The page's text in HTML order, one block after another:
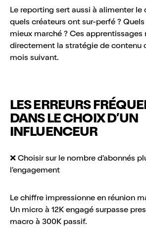
Le reporting sert aussi à alimenter le
quels créateurs ont sur-perfé ?
mieux marché ? Ces apprentissages
directement la stratégie de contenu
mois suivant.
LES ERREURS
DANS LE CHOIX D’UN
INFLUENCEUR
❌ Choisir sur le nombre d’abonnés
l’engagement
Le chiffre impressionne en réunion
Un micro à 12K engagé surpasse
macro à 300K passif.